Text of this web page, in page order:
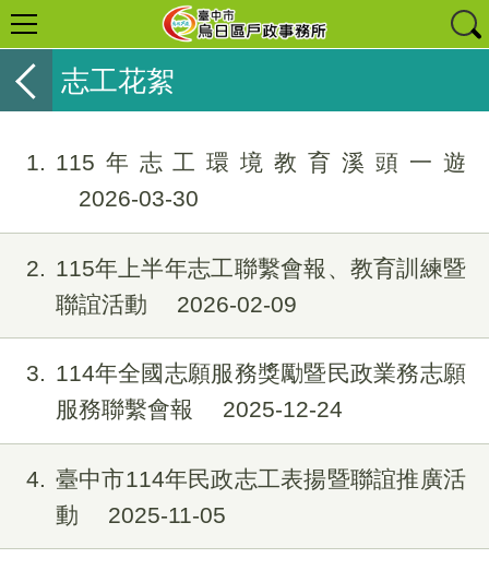
志工花絮
1
115年志工環境教育溪頭一遊
2026-03-30
2
115年上半年志工聯繫會報、教育訓練暨
聯誼活動
2026-02-09
3
114年全國志願服務獎勵暨民政業務志願
服務聯繫會報
2025-12-24
4
臺中市114年民政志工表揚暨聯誼推廣活
動
2025-11-05